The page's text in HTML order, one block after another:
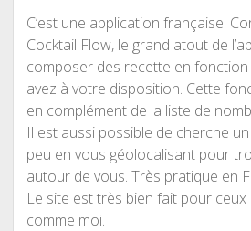
C’est une application française.
Cocktail Flow, le grand atout de
composer des recette en
avez à votre disposition. Cette
en complément de la liste de
Il est aussi possible de cherche
peu en vous géolocalisant pour
autour de vous. Très pratique en
Le site est très bien fait pour ceux
comme moi.